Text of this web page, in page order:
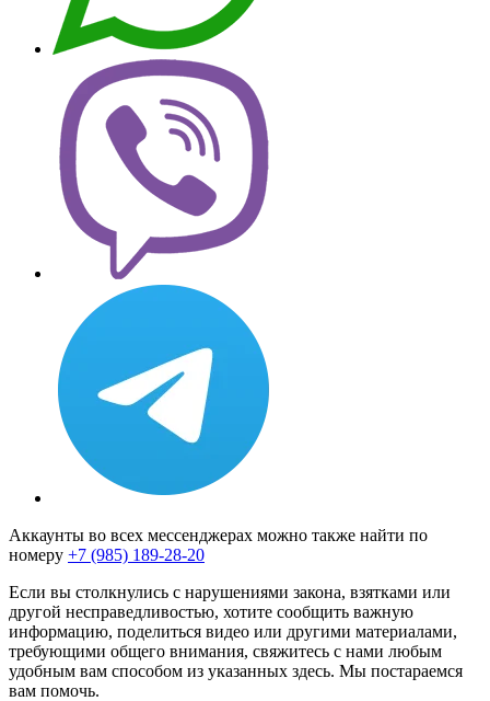
Аккаунты во всех мессенджерах можно также найти по
номеру +7 (985) 189-28-20
Если вы столкнулись с нарушениями закона, взятками или
другой несправедливостью, хотите сообщить важную
информацию, поделиться видео или другими материалами,
требующими общего внимания, свяжитесь с нами любым
удобным вам способом из указанных здесь. Мы постараемся
вам помочь.